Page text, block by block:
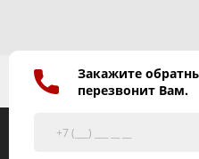
Закажите
перезвонит Вам.